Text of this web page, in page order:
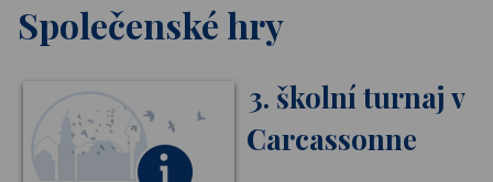
Společenské hry
3. školní turnaj v
Carcassonne